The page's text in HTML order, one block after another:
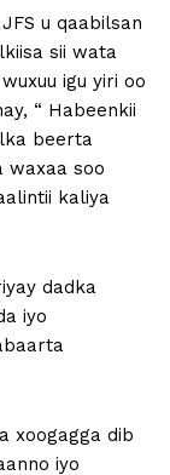
u qaabilsan
sii wata
igu yiri oo
“ Habeenkii
beerta
waxaa soo
kaliya
dadka
iyo
xoogagga dib
iyo